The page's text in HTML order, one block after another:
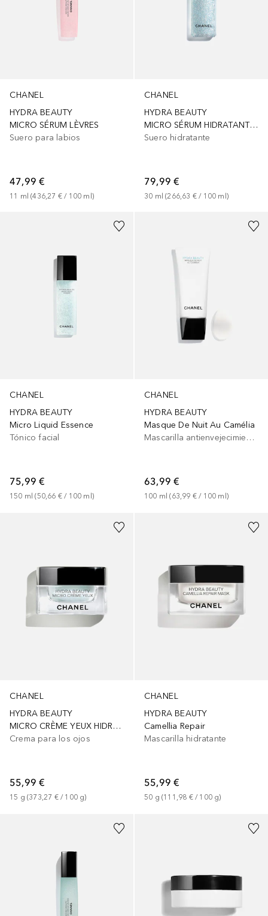
CHANEL
HYDRA BEAUTY
MICRO SÉRUM LÈVRES
Suero para labios
47,99 €
11 ml (436,27 € / 100 ml )
CHANEL
HYDRA BEAUTY
MICRO SÉRUM HIDRATANTE REEQUILIBRANTE
Suero hidratante
79,99 €
30 ml (266,63 € / 100 ml )
CHANEL
HYDRA BEAUTY
Micro Liquid Essence
Tónico facial
75,99 €
150 ml (50,66 € / 100 ml )
CHANEL
HYDRA BEAUTY
Masque De Nuit Au Camélia
Mascarilla antienvejecimiento
63,99 €
100 ml (63,99 € / 100 ml )
CHANEL
HYDRA BEAUTY
MICRO CRÈME YEUX HIDRATANTE ILUMINADOR
Crema para los ojos
55,99 €
15 g (373,27 € / 100 g)
CHANEL
HYDRA BEAUTY
Camellia Repair
Mascarilla hidratante
55,99 €
50 g (111,98 € / 100 g)